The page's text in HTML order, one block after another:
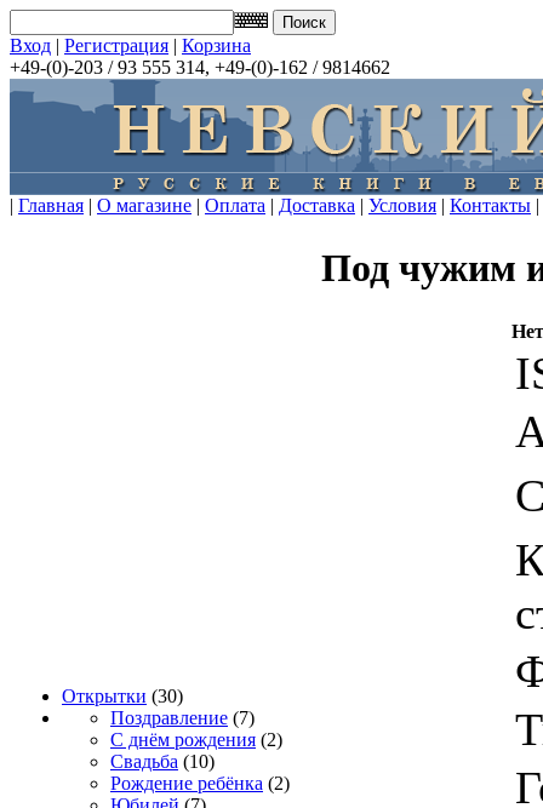
Вход | Регистрация | Корзина
+49-(0)-203 / 93 555 314, +49-(0)-162 / 9814662
| Главная | О магазине | Оплата | Доставка | Условия | Контакты |
Открытки (30)
Поздравление (7)
С днём рождения (2)
Свадьба (10)
Рождение ребёнка (2)
Под чужим